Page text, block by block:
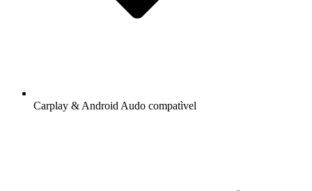
Carplay & Android Audo compatìvel